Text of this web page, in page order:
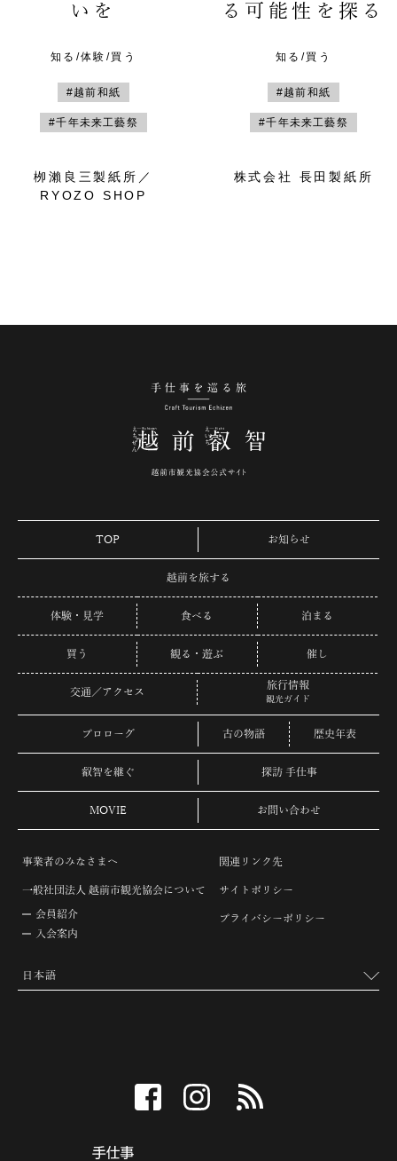
いを
知る/体験/買う
#越前和紙
#千年未来工藝祭
栁瀨良三製紙所／
RYOZO SHOP
る可能性を探る
知る/買う
#越前和紙
#千年未来工藝祭
株式会社 長田製紙所
TOP お知らせ
越前を旅する
体験・見学 食べる 泊まる
買う 観る・遊ぶ 催し
交通／アクセス
旅行情報
観光ガイド
プロローグ 古の物語 歴史年表
叡智を継ぐ 探訪 手仕事
MOVIE お問い合わせ
事業者のみなさまへ
一般社団法人 越前市観光協会について
会員紹介
入会案内
関連リンク先
サイトポリシー
プライバシーポリシー
facebook instagram